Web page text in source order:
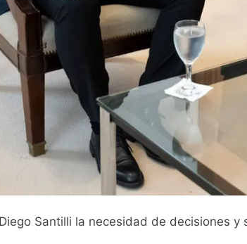
Santilli la necesidad de decisiones